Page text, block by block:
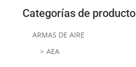
Categorías de producto
ARMAS DE AIRE
AEA